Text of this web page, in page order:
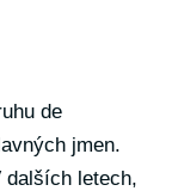
de
jmen.
dalších letech,